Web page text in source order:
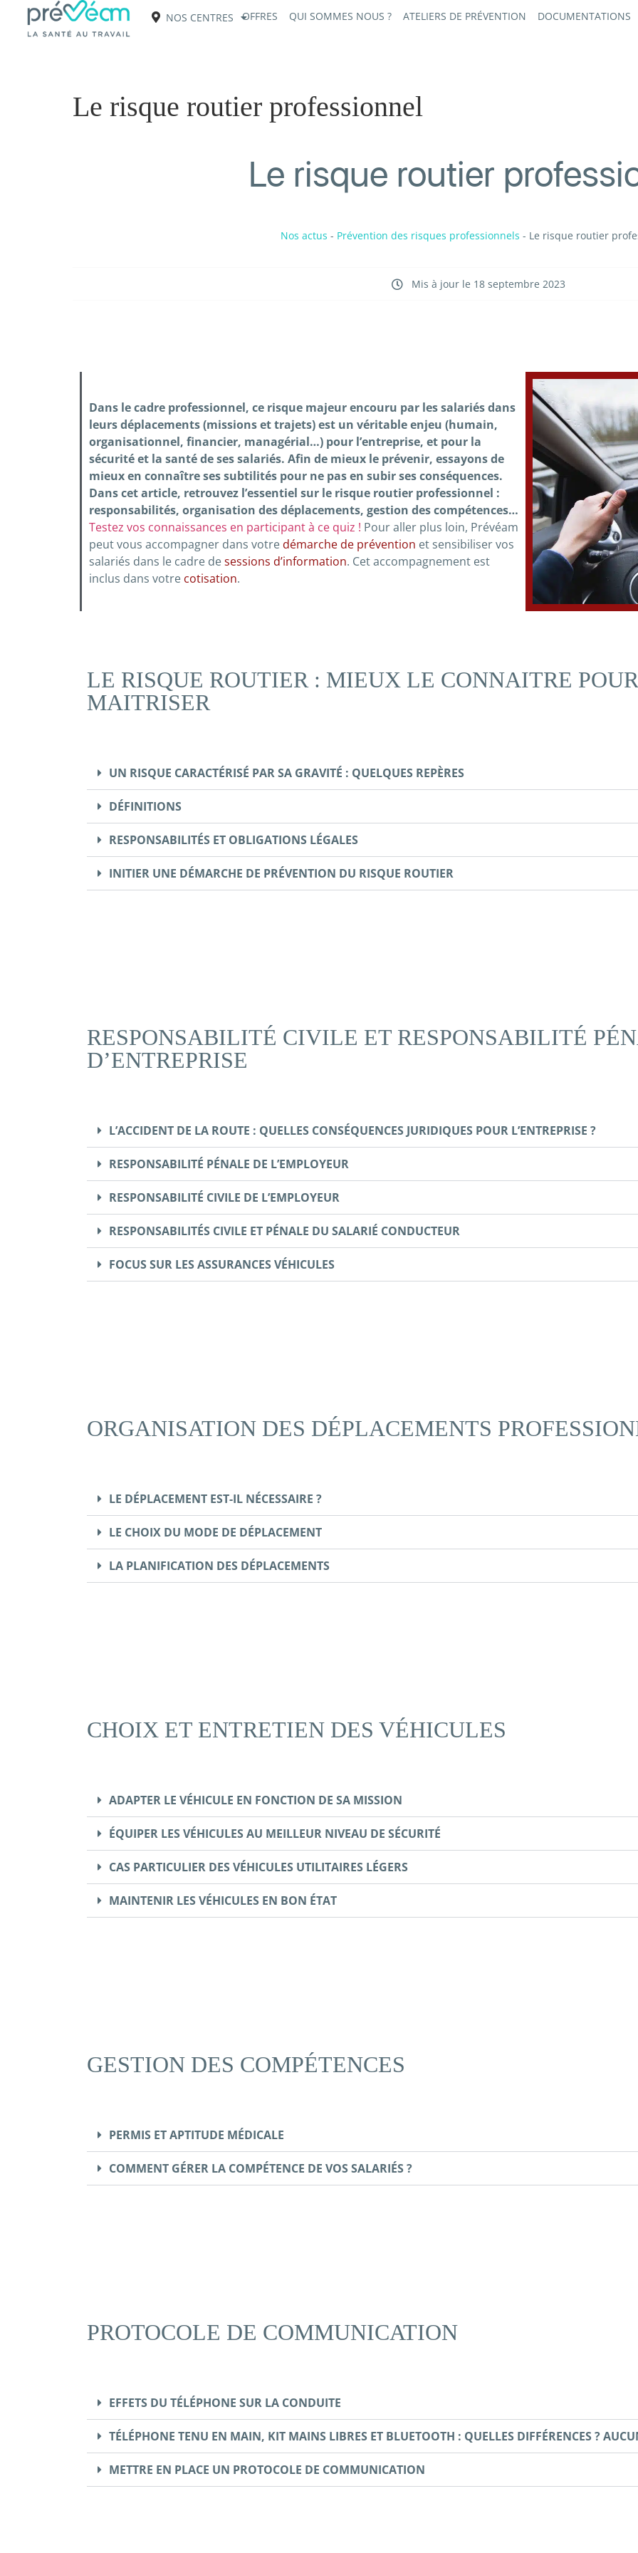
NOS CENTRES OFFRES QUI SOMMES NOUS ? ATELIERS DE PRÉVENTION DOCUMENTATIONS
Le risque routier professionnel
Le risque routier
Nos actus - Prévention des risques professionnels - Le risque routier
Mis à jour le 18 septembre 2023
Dans le cadre professionnel, ce risque majeur encouru par les salariés dans
leurs déplacements (missions et trajets) est un véritable enjeu (humain,
organisationnel, financier, managérial…) pour l’entreprise, et pour la
sécurité et la santé de ses salariés. Afin de mieux le prévenir, essayons de
mieux en connaître ses subtilités pour ne pas en subir ses conséquences.
Dans cet article, retrouvez l’essentiel sur le risque routier professionnel :
responsabilités, organisation des déplacements, gestion des compétences…
Testez vos connaissances en participant à ce quiz ! Pour aller plus loin, Prévéam
peut vous accompagner dans votre démarche de prévention et sensibiliser vos
salariés dans le cadre desessions d’information. Cet accompagnement est
inclus dans votre cotisation.
LE RISQUE ROUTIER : MIEUX LE CONNAITRE
MAITRISER
UN RISQUE CARACTÉRISÉ PAR SA GRAVITÉ : QUELQUES REPÈRES
DÉFINITIONS
RESPONSABILITÉS ET OBLIGATIONS LÉGALES
INITIER UNE DÉMARCHE DE PRÉVENTION DU RISQUE ROUTIER
RESPONSABILITÉ CIVILE ET RESPONSABILITÉ
D’ENTREPRISE
L’ACCIDENT DE LA ROUTE : QUELLES CONSÉQUENCES JURIDIQUES POUR L’ENTREPRISE ?
RESPONSABILITÉ PÉNALE DE L’EMPLOYEUR
RESPONSABILITÉ CIVILE DE L’EMPLOYEUR
RESPONSABILITÉS CIVILE ET PÉNALE DU SALARIÉ CONDUCTEUR
FOCUS SUR LES ASSURANCES VÉHICULES
ORGANISATION DES DÉPLACEMENTS
LE DÉPLACEMENT EST-IL NÉCESSAIRE ?
LE CHOIX DU MODE DE DÉPLACEMENT
LA PLANIFICATION DES DÉPLACEMENTS
CHOIX ET ENTRETIEN DES VÉHICULES
ADAPTER LE VÉHICULE EN FONCTION DE SA MISSION
ÉQUIPER LES VÉHICULES AU MEILLEUR NIVEAU DE SÉCURITÉ
CAS PARTICULIER DES VÉHICULES UTILITAIRES LÉGERS
MAINTENIR LES VÉHICULES EN BON ÉTAT
GESTION DES COMPÉTENCES
PERMIS ET APTITUDE MÉDICALE
COMMENT GÉRER LA COMPÉTENCE DE VOS SALARIÉS ?
PROTOCOLE DE COMMUNICATION
EFFETS DU TÉLÉPHONE SUR LA CONDUITE
TÉLÉPHONE TENU EN MAIN, KIT MAINS LIBRES ET BLUETOOTH : QUELLES DIFFÉRENCES ?
METTRE EN PLACE UN PROTOCOLE DE COMMUNICATION